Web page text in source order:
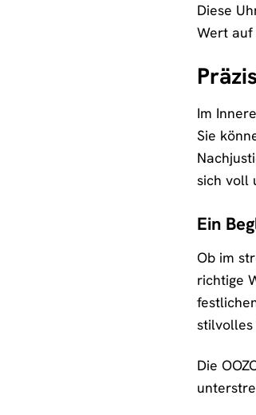
Diese
Wert auf
Im
Sie
sich voll
Ein
Ob im
richtige
stilvolles
Die